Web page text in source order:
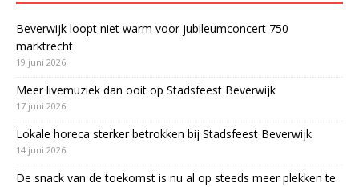
Beverwijk loopt niet warm voor jubileumconcert 750
marktrecht
19 juni 2026
Meer livemuziek dan ooit op Stadsfeest Beverwijk
17 juni 2026
Lokale horeca sterker betrokken bij Stadsfeest Beverwijk
14 juni 2026
De snack van de toekomst is nu al op steeds meer plekken te